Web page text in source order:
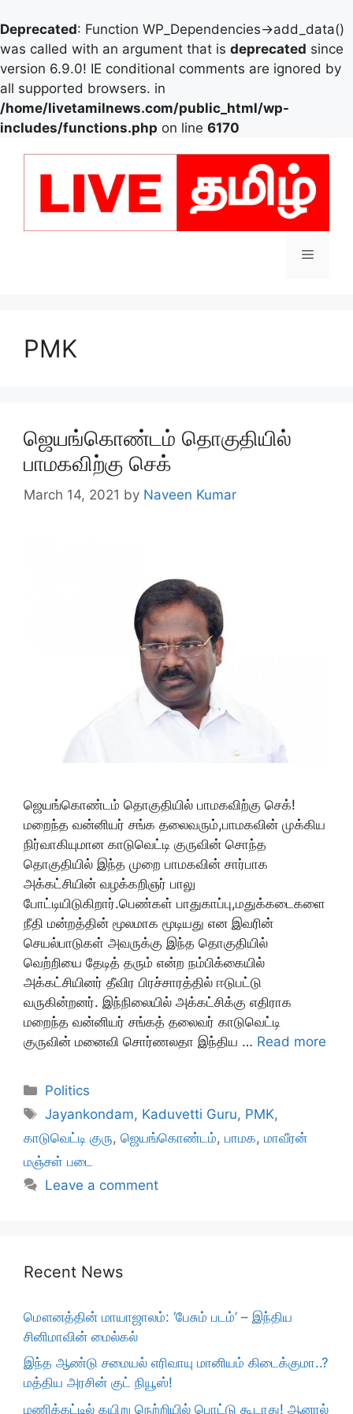
Deprecated: Function WP_Dependencies->add_data()
was called with an argument that is deprecated since
version 6.9.0! IE conditional comments are ignored by
all supported browsers. in
/home/livetamilnews.com/public_html/wp-
includes/functions.php on line 6170
Menu
PMK
ஜெயங்கொண்டம் தொகுதியில்
பாமகவிற்கு செக்
March 14, 2021 by Naveen Kumar
ஜெயங்கொண்டம் தொகுதியில் பாமகவிற்கு செக்!
மறைந்த வன்னியர் சங்க தலைவரும்,பாமகவின் முக்கிய
நிர்வாகியுமான காடுவெட்டி குருவின் சொந்த
தொகுதியில் இந்த முறை பாமகவின் சார்பாக
அக்கட்சியின் வழக்கறிஞர் பாலு
போட்டியிடுகிறார்.பெண்கள் பாதுகாப்பு,மதுக்கடைகளை
நீதி மன்றத்தின் மூலமாக மூடியது என இவரின்
செயல்பாடுகள் அவருக்கு இந்த தொகுதியில்
வெற்றியை தேடித் தரும் என்ற நம்பிக்கையில்
அக்கட்சியினர் தீவிர பிரச்சாரத்தில் ஈடுபட்டு
வருகின்றனர். இந்நிலையில் அக்கட்சிக்கு எதிராக
மறைந்த வன்னியர் சங்கத் தலைவர் காடுவெட்டி
குருவின் மனைவி சொர்ணலதா இந்திய … Read more
Categories
Politics
Tags
Jayankondam, Kaduvetti Guru, PMK,
காடுவெட்டி குரு, ஜெயங்கொண்டம், பாமக, மாவீரன்
மஞ்சள் படை
Leave a comment
Recent News
மௌனத்தின் மாயாஜாலம்: ‘பேசும் படம்’ – இந்திய
சினிமாவின் மைல்கல்
இந்த ஆண்டு சமையல் எரிவாயு மானியம் கிடைக்குமா..?
மத்திய அரசின் குட் நியூஸ்!
மணிக்கட்டில் கயிறு நெற்றியில் பொட்டு கூடாது! ஆனால்